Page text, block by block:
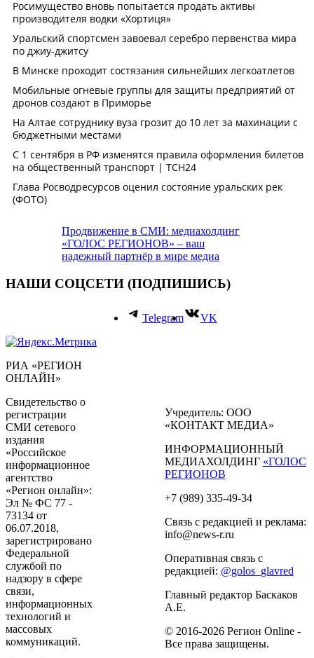
Продвижение в СМИ: медиахолдинг
«ГОЛОС РЕГИОНОВ» – ваш
надежный партнёр в мире медиа
НАШИ СОЦСЕТИ (ПОДПИШИСЬ)
Telegram VK
РИА «РЕГИОН
ОНЛАЙН»
Свидетельство о
регистрации
СМИ сетевого
издания
«Российское
информационное
агентство
«Регион онлайн»:
Эл № ФС 77 -
73134 от
06.07.2018,
зарегистрировано
Федеральной
службой по
надзору в сфере
связи,
информационных
технологий и
массовых
коммуникаций.
Учредитель: ООО
«КОНТАКТ МЕДИА»
ИНФОРМАЦИОННЫЙ
МЕДИАХОЛДИНГ «ГОЛОС
РЕГИОНОВ
+7 (989) 335-49-34
Связь с редакцией и реклама:
info@news-r.ru
Оперативная связь с
редакцией: @golos_glavred
Главный редактор Баскаков
А.Е.
© 2016-2026 Регион Online -
Все права защищены.